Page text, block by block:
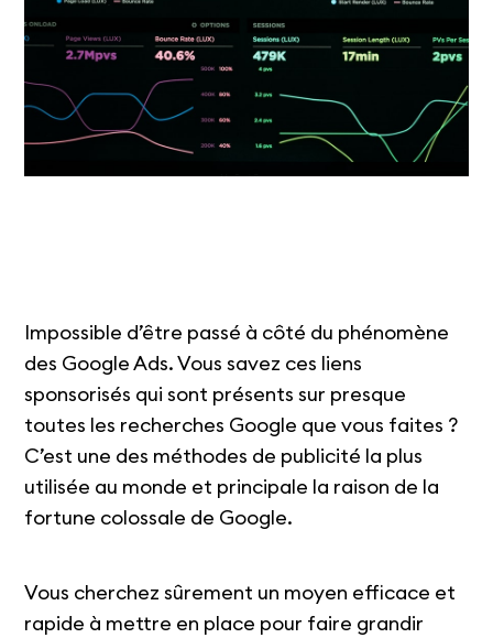
Impossible d’être passé à côté du phénomène
des Google Ads. Vous savez ces liens
sponsorisés qui sont présents sur presque
toutes les recherches Google que vous faites ?
C’est une des méthodes de publicité la plus
utilisée au monde et principale la raison de la
fortune colossale de Google.
Vous cherchez sûrement un moyen efficace et
rapide à mettre en place pour faire grandir